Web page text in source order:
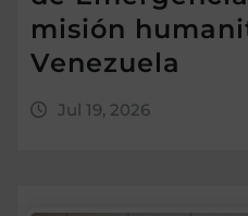
misión
Venezuela
Jul 19, 2026